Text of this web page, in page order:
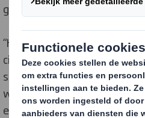
gefaciliteerd moet worden
“Het implementeren van een
circulaire economie is van
samenwerking is cruciaal om
werken we samen met de
een toonaangevende non-